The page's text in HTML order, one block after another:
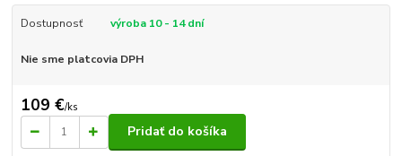
Dostupnosť výroba 10 - 14 dní
Nie sme platcovia DPH
109 €/ks
Pridať do košíka